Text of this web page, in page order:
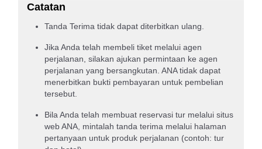
Catatan
Tanda Terima tidak dapat diterbitkan ulang.
Jika Anda telah membeli tiket melalui agen
perjalanan, silakan ajukan permintaan ke agen
perjalanan yang bersangkutan. ANA tidak dapat
menerbitkan bukti pembayaran untuk pembelian
tersebut.
Bila Anda telah membuat reservasi tur melalui situs
web ANA, mintalah tanda terima melalui halaman
pertanyaan untuk produk perjalanan (contoh: tur